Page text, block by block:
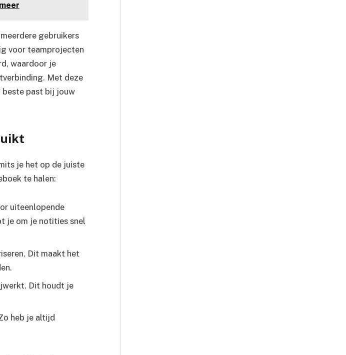
gebruikers
voor teamprojecten
waardoor je
Met deze
beste past bij jouw
je het op de juiste
te halen:
uiteenlopende
je om je notities snel
Dit maakt het
Dit houdt je
heb je altijd